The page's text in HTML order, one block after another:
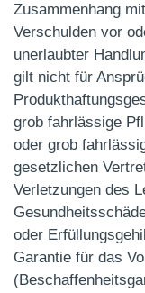
Zusammenhang
Verschulden vor
unerlaubter
gilt nicht für
grob fahrlässige
oder grob
gesetzlichen
Verletzungen des
oder
Garantie für das